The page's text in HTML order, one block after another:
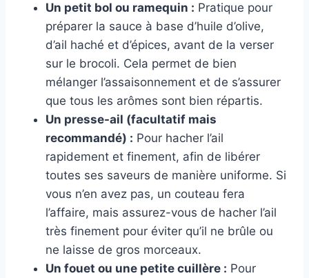
Un petit bol ou ramequin : Pratique pour
préparer la sauce à base d’huile d’olive,
d’ail haché et d’épices, avant de la verser
sur le brocoli. Cela permet de bien
mélanger l’assaisonnement et de s’assurer
que tous les arômes sont bien répartis.
Un presse-ail (facultatif mais
recommandé) : Pour hacher l’ail
rapidement et finement, afin de libérer
toutes ses saveurs de manière uniforme. Si
vous n’en avez pas, un couteau fera
l’affaire, mais assurez-vous de hacher l’ail
très finement pour éviter qu’il ne brûle ou
ne laisse de gros morceaux.
Un fouet ou une petite cuillère : Pour